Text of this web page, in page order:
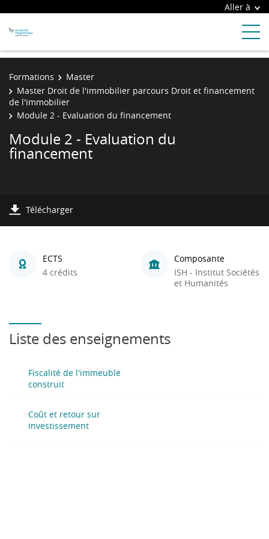
Aller à
Formations
Master
Master Droit de l'immobilier parcours Droit et financement
de l'immobilier
Module 2 - Evaluation du financement
Module 2 - Evaluation du
financement
Télécharger
ECTS
4 crédits
Composante
ISH - Institut Sociétés
et Humanités
Liste des enseignements
Fiscalité de l'immeuble
construit
Coût et retour sur
investissement